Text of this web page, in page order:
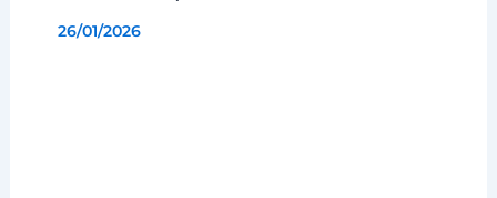
26/01/2026